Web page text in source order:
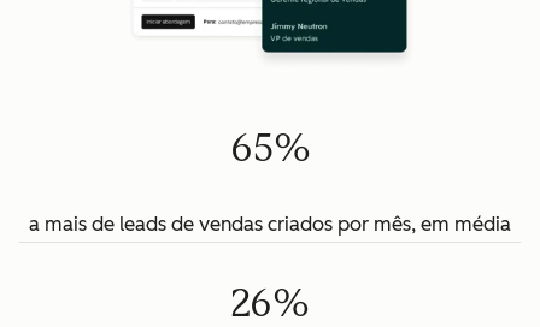
65%
a mais de leads de vendas criados por mês, em média
26%